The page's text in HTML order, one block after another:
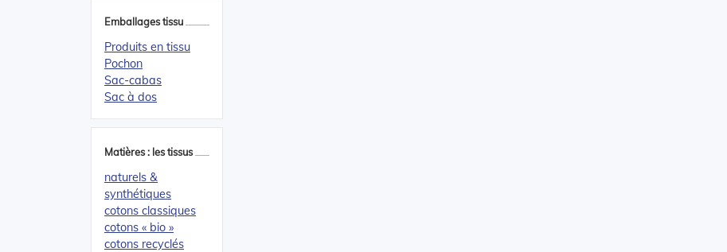
Emballages tissu
Produits en tissu
Pochon
Sac-cabas
Sac à dos
Matières : les tissus
naturels &
synthétiques
cotons classiques
cotons « bio »
cotons recyclés